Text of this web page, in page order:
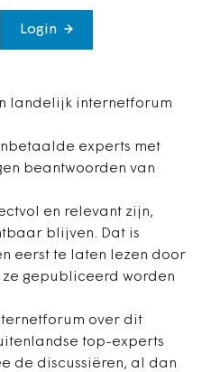
Login
landelijk internetforum
experts met
beantwoorden van
en relevant zijn,
blijven. Dat is
eerst te laten lezen door
gepubliceerd worden
over dit
top-experts
de discussiëren, al dan